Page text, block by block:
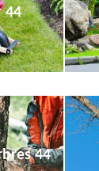
44
44